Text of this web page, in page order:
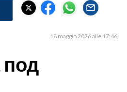
18 maggio 2026 alle 17:46